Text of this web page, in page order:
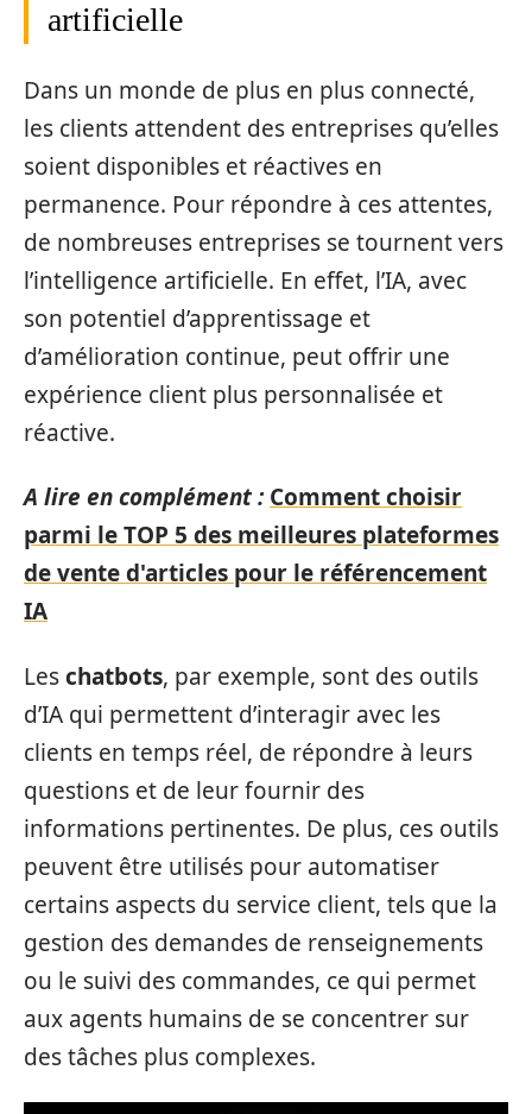
artificielle
Dans un monde de plus en plus connecté,
les clients attendent des entreprises qu’elles
soient disponibles et réactives en
permanence. Pour répondre à ces attentes,
de nombreuses entreprises se tournent vers
l’intelligence artificielle. En effet, l’IA, avec
son potentiel d’apprentissage et
d’amélioration continue, peut offrir une
expérience client plus personnalisée et
réactive.
A lire en complément : Comment choisir
parmi le TOP 5 des meilleures plateformes
de vente d'articles pour le référencement
IA
Leschatbots, par exemple, sont des outils
d’IA qui permettent d’interagir avec les
clients en temps réel, de répondre à leurs
questions et de leur fournir des
informations pertinentes. De plus, ces outils
peuvent être utilisés pour automatiser
certains aspects du service client, tels que la
gestion des demandes de renseignements
ou le suivi des commandes, ce qui permet
aux agents humains de se concentrer sur
des tâches plus complexes.